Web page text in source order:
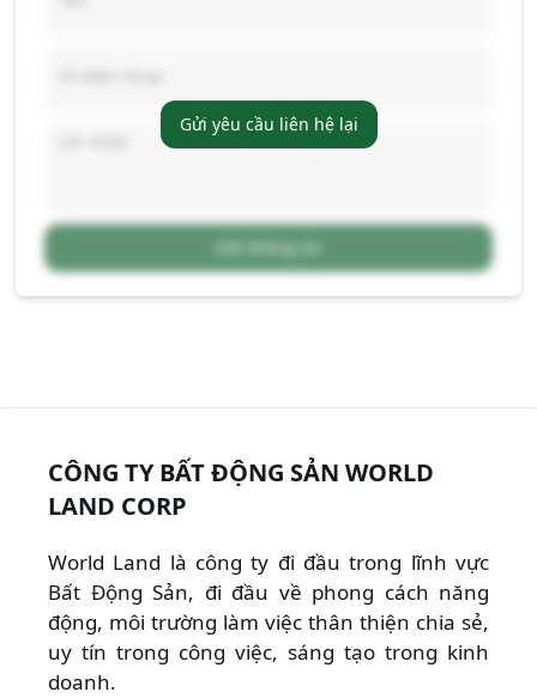
Gửi thông tin
Gửi yêu cầu liên hệ lại
CÔNG TY BẤT ĐỘNG SẢN WORLD
LAND CORP
World Land là công ty đi đầu trong lĩnh vực
Bất Động Sản, đi đầu về phong cách năng
động, môi trường làm việc thân thiện chia sẻ,
uy tín trong công việc, sáng tạo trong kinh
doanh.